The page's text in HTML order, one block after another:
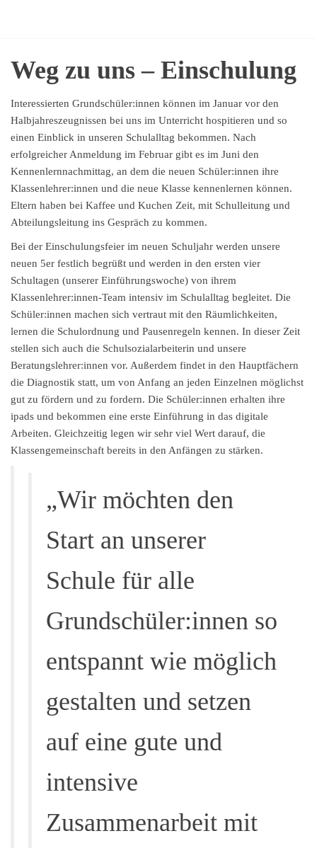
Herz
und
Weg zu uns – Einschulung
Interessierten Grundschüler:innen können im Januar vor den
Halbjahreszeugnissen bei uns im Unterricht hospitieren und so
einen Einblick in unseren Schulalltag bekommen. Nach
erfolgreicher Anmeldung im Februar gibt es im Juni den
Kennenlernnachmittag, an dem die neuen Schüler:innen ihre
Klassenlehrer:innen und die neue Klasse kennenlernen können.
Eltern haben bei Kaffee und Kuchen Zeit, mit Schulleitung und
Abteilungsleitung ins Gespräch zu kommen.
Bei der Einschulungsfeier im neuen Schuljahr werden unsere
neuen 5er festlich begrüßt und werden in den ersten vier
Schultagen (unserer Einführungswoche) von ihrem
Klassenlehrer:innen-Team intensiv im Schulalltag begleitet. Die
Schüler:innen machen sich vertraut mit den Räumlichkeiten,
lernen die Schulordnung und Pausenregeln kennen. In dieser Zeit
stellen sich auch die Schulsozialarbeiterin und unsere
Beratungslehrer:innen vor. Außerdem findet in den Hauptfächern
die Diagnostik statt, um von Anfang an jeden Einzelnen möglichst
gut zu fördern und zu fordern. Die Schüler:innen erhalten ihre
ipads und bekommen eine erste Einführung in das digitale
Arbeiten. Gleichzeitig legen wir sehr viel Wert darauf, die
Klassengemeinschaft bereits in den Anfängen zu stärken.
„Wir möchten den
Start an unserer
Schule für alle
Grundschüler:innen so
entspannt wie möglich
gestalten und setzen
auf eine gute und
intensive
Zusammenarbeit mit